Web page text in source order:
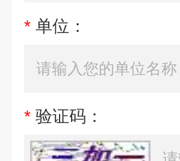
* 单位：
* 验证码：